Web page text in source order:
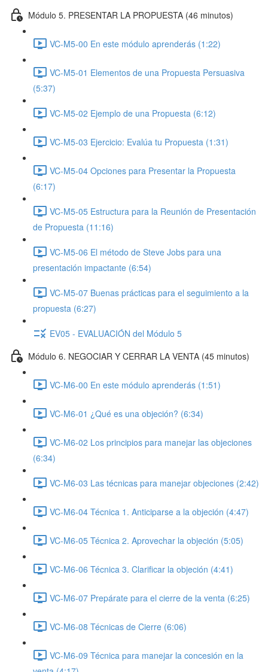
Módulo 5. PRESENTAR LA PROPUESTA (46 minutos)
VC-M5-00 En este módulo aprenderás (1:22)
VC-M5-01 Elementos de una Propuesta Persuasiva
(5:37)
VC-M5-02 Ejemplo de una Propuesta (6:12)
VC-M5-03 Ejercicio: Evalúa tu Propuesta (1:31)
VC-M5-04 Opciones para Presentar la Propuesta
(6:17)
VC-M5-05 Estructura para la Reunión de Presentación
de Propuesta (11:16)
VC-M5-06 El método de Steve Jobs para una
presentación impactante (6:54)
VC-M5-07 Buenas prácticas para el seguimiento a la
propuesta (6:27)
EV05 - EVALUACIÓN del Módulo 5
Módulo 6. NEGOCIAR Y CERRAR LA VENTA (45 minutos)
VC-M6-00 En este módulo aprenderás (1:51)
VC-M6-01 ¿Qué es una objeción? (6:34)
VC-M6-02 Los principios para manejar las objeciones
(6:34)
VC-M6-03 Las técnicas para manejar objeciones (2:42)
VC-M6-04 Técnica 1. Anticiparse a la objeción (4:47)
VC-M6-05 Técnica 2. Aprovechar la objeción (5:05)
VC-M6-06 Técnica 3. Clarificar la objeción (4:41)
VC-M6-07 Prepárate para el cierre de la venta (6:25)
VC-M6-08 Técnicas de Cierre (6:06)
VC-M6-09 Técnica para manejar la concesión en la